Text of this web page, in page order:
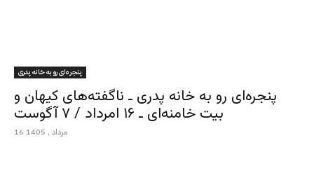
پنجره‌ای رو به خانه پدری
پنجره‌ای رو به خانه پدری ـ ناگفته‌های کیهان و
بیت خامنه‌ای ـ ۱۶ امرداد / ۷ آگوست
16 مرداد , 1405